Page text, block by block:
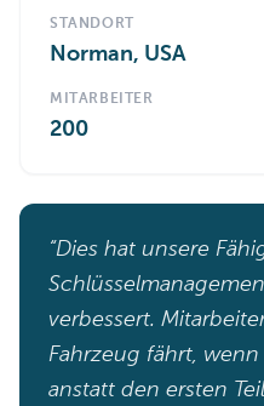
STANDORT
Norman, USA
MITARBEITER
200
“Dies hat unsere
verbessert.
Fahrzeug fährt,
anstatt den ersten